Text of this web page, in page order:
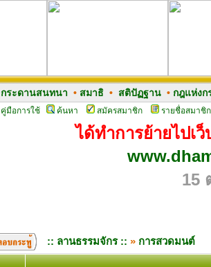
กระดานสนทนา • สมาธิ• สติปัฏฐาน• กฎแห่งก
คู่มือการใช้ ค้นหา สมัครสมาชิก รายชื่อสมาชิก
ได้ทำการย้ายไปเ
15
:: ลานธรรมจักร :: » การสวดมนต์